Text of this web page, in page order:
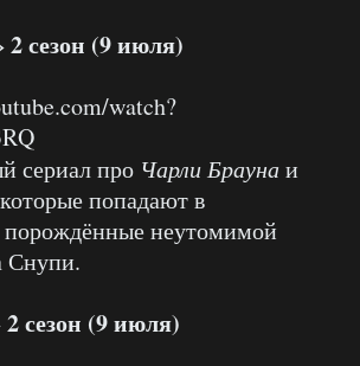
сезон (9 июля)
watch?
сериал про Чарли Браунаи
попадают в
неутомимой
Снупи.
сезон (9 июля)